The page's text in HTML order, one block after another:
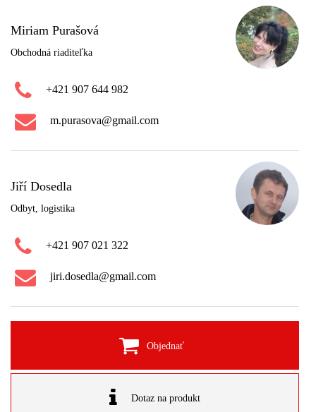
Miriam Purašová
Obchodná riaditeľka
+421 907 644 982
m.purasova@gmail.com
Jiří Dosedla
Odbyt, logistika
+421 907 021 322
jiri.dosedla@gmail.com
Objednať
Dotaz na produkt